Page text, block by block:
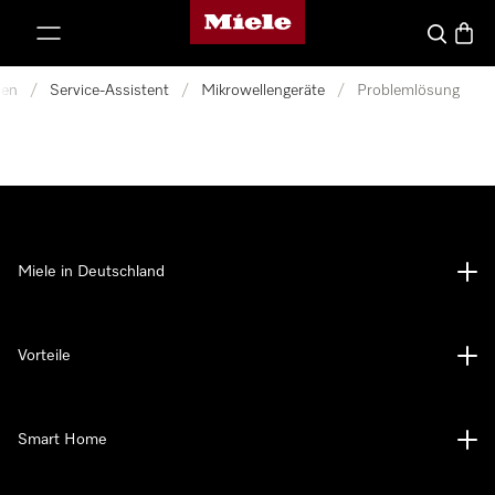
Miele-Homepage
Suche
/ Service-Assistent / Mikrowellengeräte / Problemlösung
Miele in Deutschland
Vorteile
Smart Home